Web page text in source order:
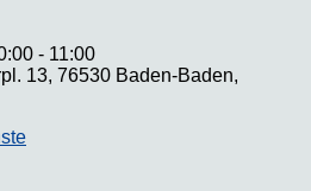
- 11:00
13, 76530 Baden-Baden,